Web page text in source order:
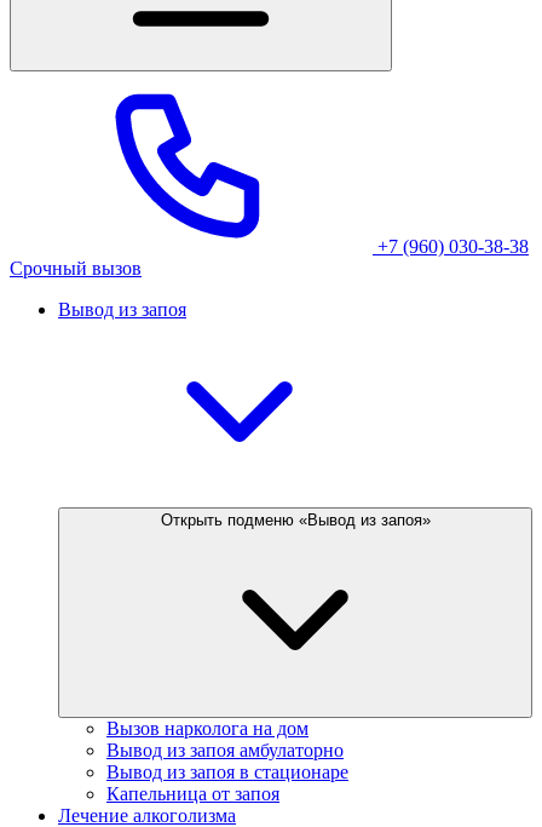
+7 (960) 030-38-38
Срочный вызов
Вывод из запоя
Открыть подменю «Вывод из запоя»
Вызов нарколога на дом
Вывод из запоя амбулаторно
Вывод из запоя в стационаре
Капельница от запоя
Лечение алкоголизма